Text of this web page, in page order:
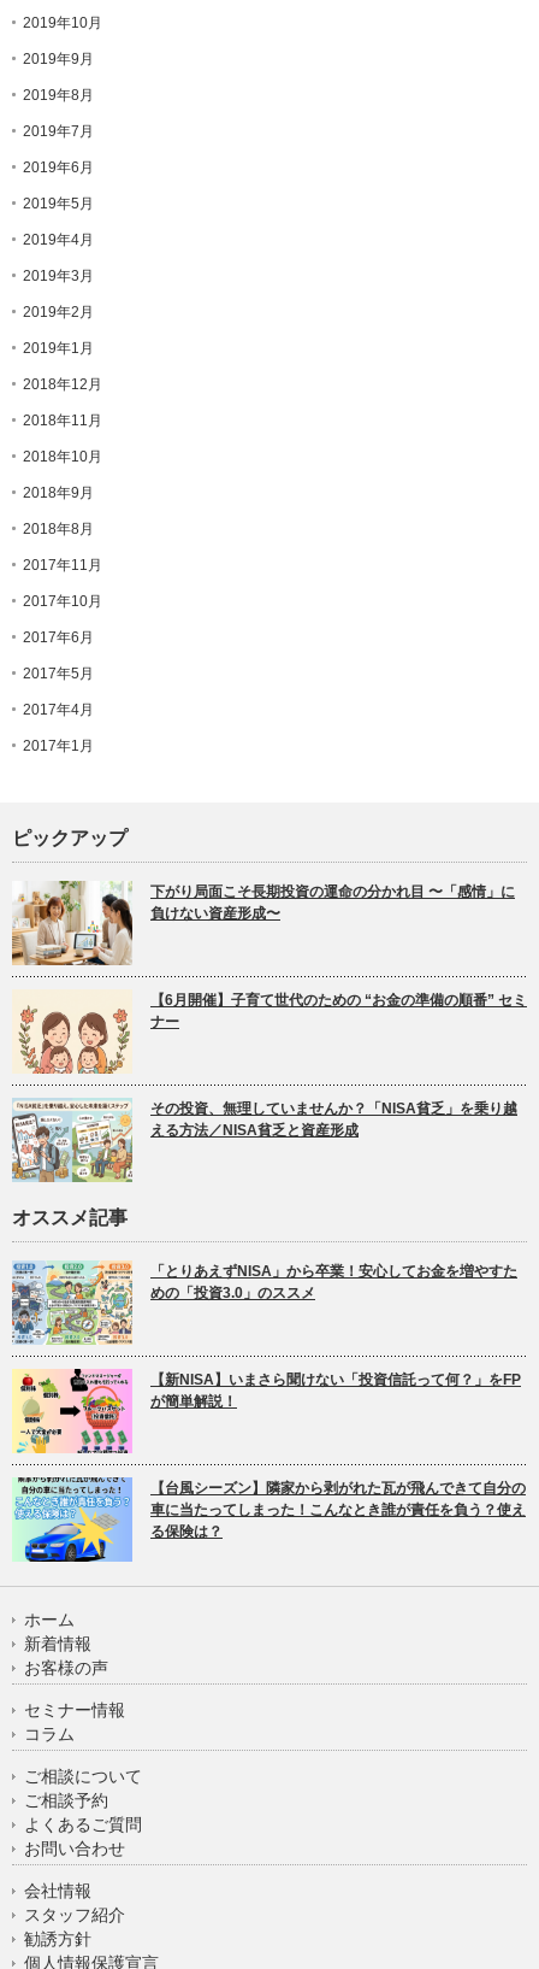
2019年10月
2019年9月
2019年8月
2019年7月
2019年6月
2019年5月
2019年4月
2019年3月
2019年2月
2019年1月
2018年12月
2018年11月
2018年10月
2018年9月
2018年8月
2017年11月
2017年10月
2017年6月
2017年5月
2017年4月
2017年1月
ピックアップ
下がり局面こそ長期投資の運命の分かれ目 〜「感情」に
負けない資産形成〜
【6月開催】子育て世代のための “お金の準備の順番” セミ
ナー
その投資、無理していませんか？「NISA貧乏」を乗り越
える方法／NISA貧乏と資産形成
オススメ記事
「とりあえずNISA」から卒業！安心してお金を増やすた
めの「投資3.0」のススメ
【新NISA】いまさら聞けない「投資信託って何？」をFP
が簡単解説！
【台風シーズン】隣家から剥がれた瓦が飛んできて自分の
車に当たってしまった！こんなとき誰が責任を負う？使え
る保険は？
ホーム
新着情報
お客様の声
セミナー情報
コラム
ご相談について
ご相談予約
よくあるご質問
お問い合わせ
会社情報
スタッフ紹介
勧誘方針
個人情報保護宣言